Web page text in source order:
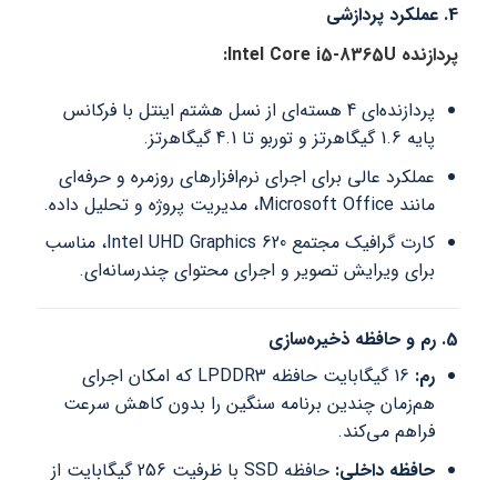
4. عملکرد پردازشی
پردازنده Intel Core i5-8365U:
پردازنده‌ای 4 هسته‌ای از نسل هشتم اینتل با فرکانس
پایه 1.6 گیگاهرتز و توربو تا 4.1 گیگاهرتز.
عملکرد عالی برای اجرای نرم‌افزارهای روزمره و حرفه‌ای
مانند Microsoft Office، مدیریت پروژه و تحلیل داده.
کارت گرافیک مجتمع Intel UHD Graphics 620، مناسب
برای ویرایش تصویر و اجرای محتوای چندرسانه‌ای.
5. رم و حافظه ذخیره‌سازی
رم:
16 گیگابایت حافظه LPDDR3 که امکان اجرای
هم‌زمان چندین برنامه سنگین را بدون کاهش سرعت
فراهم می‌کند.
حافظه داخلی:
حافظه SSD با ظرفیت 256 گیگابایت از